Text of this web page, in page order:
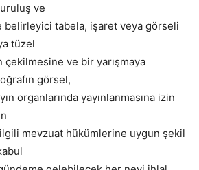
ve
belirleyici tabela, işaret veya görseli
tüzel
çekilmesine ve bir yarışmaya
görsel,
organlarında yayınlanmasına izin
ilgili mevzuat hükümlerine uygun şekil